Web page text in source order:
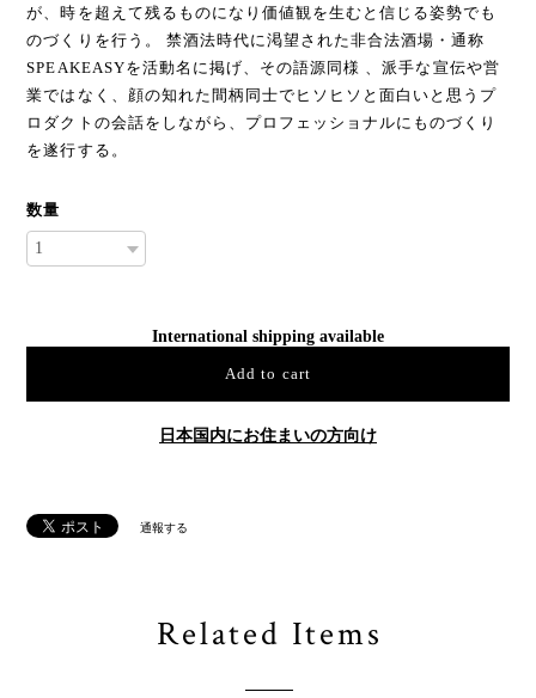
が、時を超えて残るものになり価値観を生むと信じる姿勢でも
のづくりを行う。 禁酒法時代に渇望された非合法酒場・通称
SPEAKEASYを活動名に掲げ、その語源同様 、派手な宣伝や営
業ではなく、顔の知れた間柄同士でヒソヒソと面白いと思うプ
ロダクトの会話をしながら、プロフェッショナルにものづくり
を遂行する。
数量
International shipping available
Add to cart
日本国内にお住まいの方向け
通報する
Related Items